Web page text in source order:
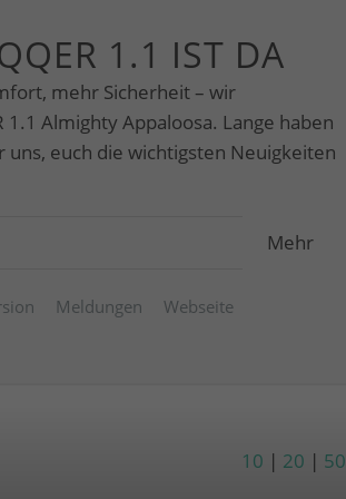
1.1 IST DA
mehr Sicherheit – wir
1.1 Almighty Appaloosa. Lange haben
euch die wichtigsten Neuigkeiten
Mehr
Meldungen
Webseite
10 | 20 | 50